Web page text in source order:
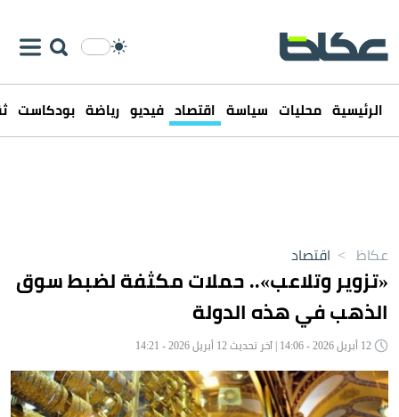
الرئيسية محليات سياسة اقتصاد فيديو رياضة بودكاست
عكاظ > اقتصاد
«تزوير وتلاعب».. حملات مكثفة لضبط سوق
الذهب في هذه الدولة